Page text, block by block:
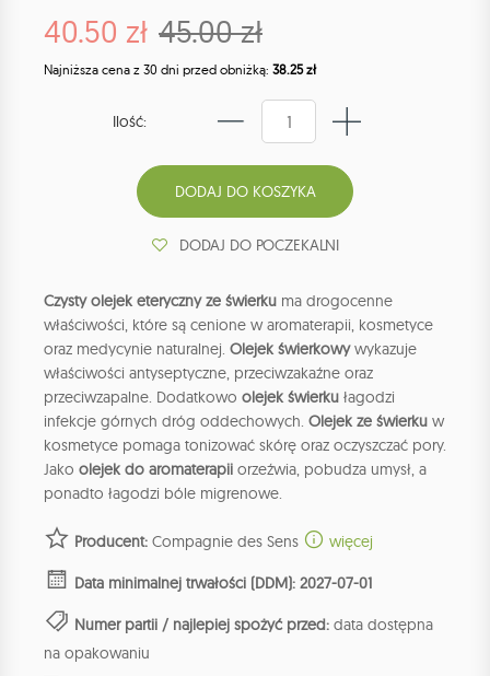
40.50 zł 45.00 zł
Najniższa cena z 30 dni przed obniżką: 38.25 zł
Ilość:
DODAJ DO POCZEKALNI
Czysty olejek eteryczny ze świerku ma drogocenne
właściwości, które są cenione w aromaterapii, kosmetyce
oraz medycynie naturalnej. Olejek świerkowywykazuje
właściwości antyseptyczne, przeciwzakaźne oraz
przeciwzapalne. Dodatkowo olejek świerku łagodzi
infekcje górnych dróg oddechowych. Olejek ze świerku w
kosmetyce pomaga tonizować skórę oraz oczyszczać pory.
Jako olejek do aromaterapii orzeźwia, pobudza umysł, a
ponadto łagodzi bóle migrenowe.
Producent: Compagnie des Sens więcej
Data minimalnej trwałości (DDM): 2027-07-01
Numer partii / najlepiej spożyć przed: data dostępna
na opakowaniu